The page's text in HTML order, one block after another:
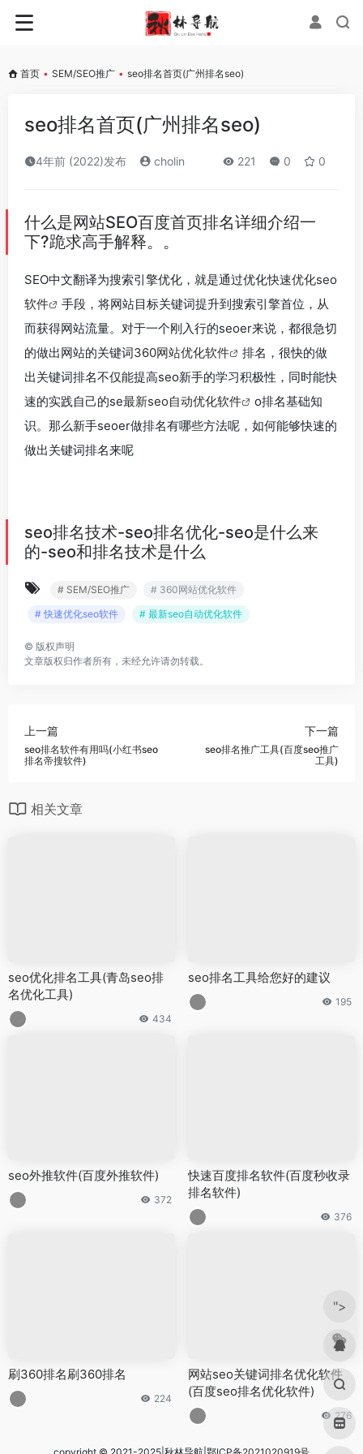
首页 • SEM/SEO推广 • seo排名首页(广州排名seo)
seo排名首页(广州排名seo)
4年前 (2022)发布 cholin 221 0 0
什么是网站SEO百度首页排名详细介绍一
下?跪求高手解释。。
SEO中文翻译为搜索引擎优化，就是通过优化快速优化seo
软件
手段，将网站目标关键词提升到搜索引擎首位，从
而获得网站流量。对于一个刚入行的seoer来说，都很急切
的做出网站的关键词360网站优化软件
排名，很快的做
出关键词排名不仅能提高seo新手的学习积极性，同时能快
速的实践自己的se最新seo自动优化软件
o排名基础知
识。那么新手seoer做排名有哪些方法呢，如何能够快速的
做出关键词排名来呢
seo排名技术-seo排名优化-seo是什么来
的-seo和排名技术是什么
# SEM/SEO推广
# 360网站优化软件
# 快速优化seo软件
# 最新seo自动优化软件
© 版权声明
文章版权归作者所有，未经允许请勿转载。
上一篇
seo排名软件有用吗(小红书seo
排名帝搜软件)
下一篇
seo排名推广工具(百度seo推广
工具)
相关文章
seo优化排名工具(青岛seo排
名优化工具)
434
seo排名工具给您好的建议
195
seo外推软件(百度外推软件)
372
快速百度排名软件(百度秒收录
排名软件)
376
刷360排名刷360排名
224
网站seo关键词排名优化软件
(百度seo排名优化软件)
276
copyright © 2021-2025|秋林导航| 鄂ICP备2021020919号
">